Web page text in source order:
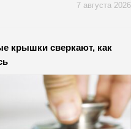
7 августа 2026
крышки сверкают, как